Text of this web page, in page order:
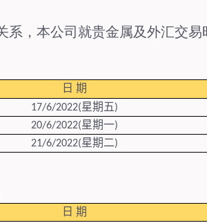
系，本公司就贵金属及外汇交易
日 期
17/6/2022(星期五)
20/6/2022(星期一)
21/6/2022(星期二)
日 期